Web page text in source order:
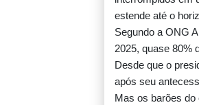
estende até o
Segundo a ONG
2025, quase 80%
Desde que o
após seu
Mas os barões